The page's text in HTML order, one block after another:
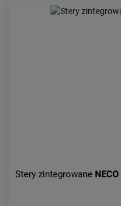
Stery zintegrowane NECO